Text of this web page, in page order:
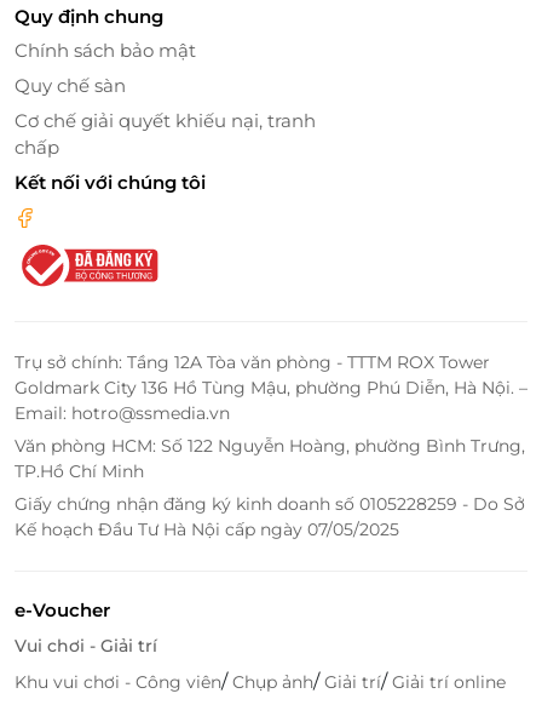
Mở đầu thực đơn các món truyền thống, bạn đã có
rất nhiều lựa chọn đến từ các món gói và thịt nguội:
chả giò thịt đặc biệt, chả giò rế đặc biệt, nem lụi, giò
thủ, chả lụa, nem chua, chả bò, cá basa xông khói,...
món nào cũng ngon và có độ hấp dẫn riêng. Bên
cạnh đó, bạn còn có cơ hội nếm thử những món
món ăn mang đậm bản sắc Việt: bánh canh cua, bún
thái, mì xào đặc biệt, miến xào hải sản,... sẽ thay đổi
theo ngày. Không quá cầu kỳ trong khâu chế biến,
Quy định chung
Chính sách bảo mật
Quy chế sàn
Cơ chế giải quyết khiếu nại, tranh
chấp
Kết nối với chúng tôi
Trụ sở chính: Tầng 12A Tòa văn phòng - TTTM ROX Tower
Goldmark City 136 Hồ Tùng Mậu, phường Phú Diễn, Hà Nội. –
Email: hotro@ssmedia.vn
Văn phòng HCM: Số 122 Nguyễn Hoàng, phường Bình Trưng,
TP.Hồ Chí Minh
Giấy chứng nhận đăng ký kinh doanh số 0105228259 - Do Sở
Kế hoạch Đầu Tư Hà Nội cấp ngày 07/05/2025
e-Voucher
Vui chơi - Giải trí
Khu vui chơi - Công viên/Chụp ảnh/Giải trí/Giải trí online